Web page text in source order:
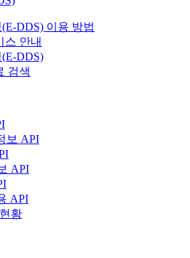
DDS) 이용 방법
스 안내
DDS)
검색
보 API
API
API
황